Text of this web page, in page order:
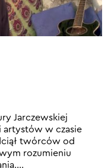
Jarczewskiej
artystów w czasie
twórców od
rozumieniu
…